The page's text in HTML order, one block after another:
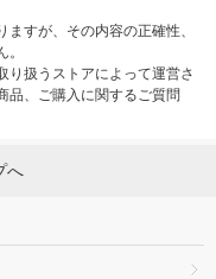
すが、その内容の正確性、
り扱うストアによって運営さ
品、ご購入に関するご質問
へ